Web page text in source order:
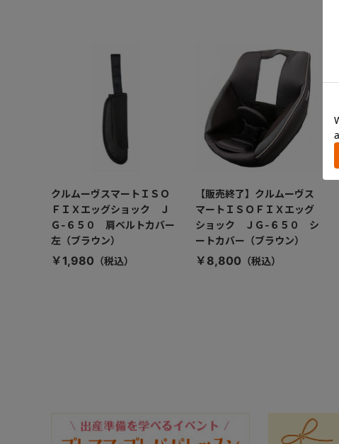
クルムーヴスマートＩＳＯ
ＦＩＸエッグショック Ｊ
Ｇ-６５０ 肩ベルトカバー
左（ブラウン）
￥1,980
【販売終了】クルムーヴス
マートＩＳＯＦＩＸエッグ
ショック ＪＧ-６５０ シ
ートカバー（ブラウン）
￥8,800